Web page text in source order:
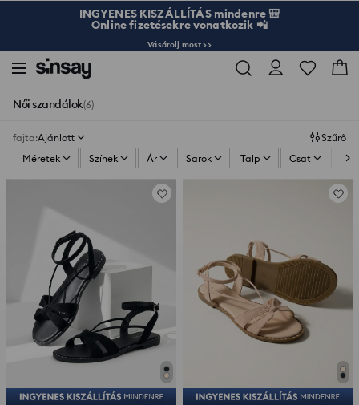
INGYENES KISZÁLLÍTÁS mindenre 🎒
Online fizetésekre vonatkozik 📲
Vásárolj most >>
Női szandálok(6)
fajta:Ajánlott
Szűrő
Méretek
Színek Ár Sarok Talp Csat Orr